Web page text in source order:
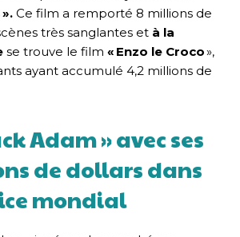
Ce film a remporté 8 millions de
très sanglantes et à la
se trouve le film « Enzo le Croco»,
ayant accumulé 4,2 millions de
Adam » avec ses
de dollars dans
mondial